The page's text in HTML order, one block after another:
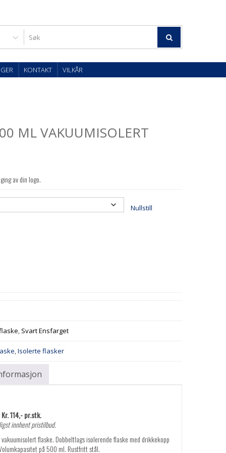
KONTAKT VILKÅR
ML VAKUUMISOLERT
av din logo.
Nullstill
, Svart Ensfarget
,Isolerte flasker
114,- pr.stk.
innhent pristilbud.
flaske. Dobbeltlags isolerende flaske med drikkekopp
på 500 ml. Rustfritt stål.